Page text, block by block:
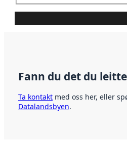
Fann du det du
Ta kontakt med oss her, eller
Datalandsbyen.